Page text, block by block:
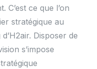
ce que l’on
stratégique au
Disposer de
s’impose